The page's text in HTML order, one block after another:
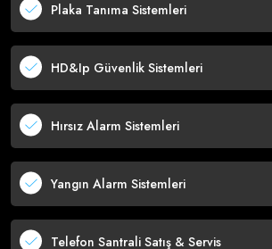
Plaka Tanıma Sistemleri
HD&Ip Güvenlik Sistemleri
Hırsız Alarm Sistemleri
Yangın Alarm Sistemleri
Telefon Santrali Satış & Servis